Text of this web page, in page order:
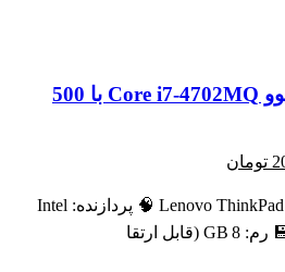
لپ‌تاپ استوک E540 لنوو Core i7-4702MQ با 500
22,000,000 تومان
تومان
20,000,000 تومان
است.
معرفی لپتاپ 🖥️ مدل: Lenovo ThinkPad E540 🧠 پردازنده: Intel